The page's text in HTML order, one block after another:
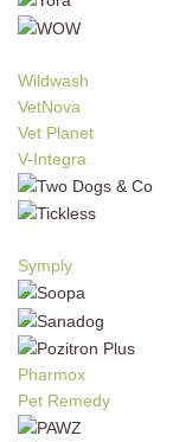
Wildwash
VetNova
Vet Planet
V-Integra
Symply
Pharmox
Pet Remedy